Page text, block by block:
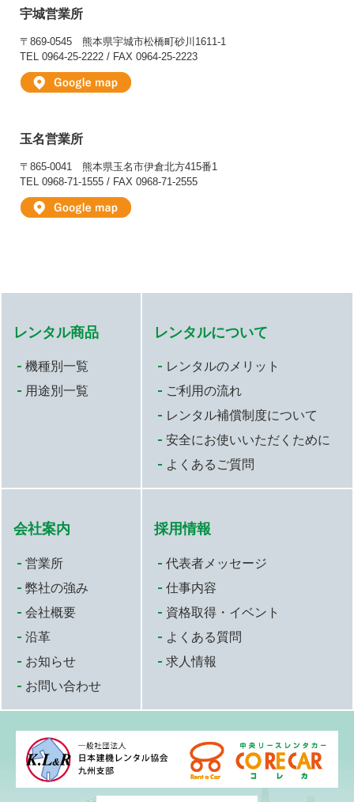
宇城営業所
〒869-0545 熊本県宇城市松橋町砂川1611-1
TEL 0964-25-2222 / FAX 0964-25-2223
玉名営業所
〒865-0041 熊本県玉名市伊倉北方415番1
TEL 0968-71-1555 / FAX 0968-71-2555
レンタル商品
機種別一覧
用途別一覧
レンタルについて
レンタルのメリット
ご利用の流れ
レンタル補償制度について
安全にお使いいただくために
よくあるご質問
会社案内
営業所
弊社の強み
会社概要
沿革
お知らせ
お問い合わせ
採用情報
代表者メッセージ
仕事内容
資格取得・イベント
よくある質問
求人情報